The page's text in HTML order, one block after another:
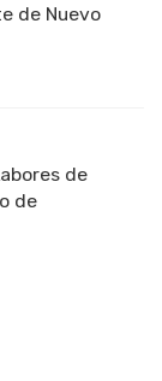
de Nuevo
de
de